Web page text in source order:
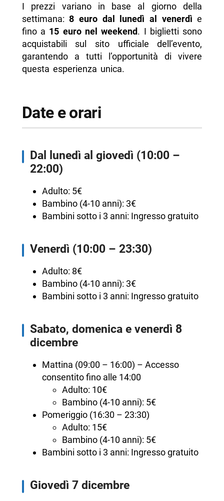
I prezzi variano in base al giorno della
settimana: 8 euro dal lunedì al venerdìe
fino a 15 euro nel weekend. I biglietti sono
acquistabili sul sito ufficiale dell’evento,
garantendo a tutti l’opportunità di vivere
questa esperienza unica.
Date e orari
Dal lunedì al giovedì (10:00 –
22:00)
Adulto: 5€
Bambino (4-10 anni): 3€
Bambini sotto i 3 anni: Ingresso gratuito
Venerdì (10:00 – 23:30)
Adulto: 8€
Bambino (4-10 anni): 3€
Bambini sotto i 3 anni: Ingresso gratuito
Sabato, domenica e venerdì 8
dicembre
Mattina (09:00 – 16:00) – Accesso
consentito fino alle 14:00
Adulto: 10€
Bambino (4-10 anni): 5€
Pomeriggio (16:30 – 23:30)
Adulto: 15€
Bambino (4-10 anni): 5€
Bambini sotto i 3 anni: Ingresso gratuito
Giovedì 7 dicembre